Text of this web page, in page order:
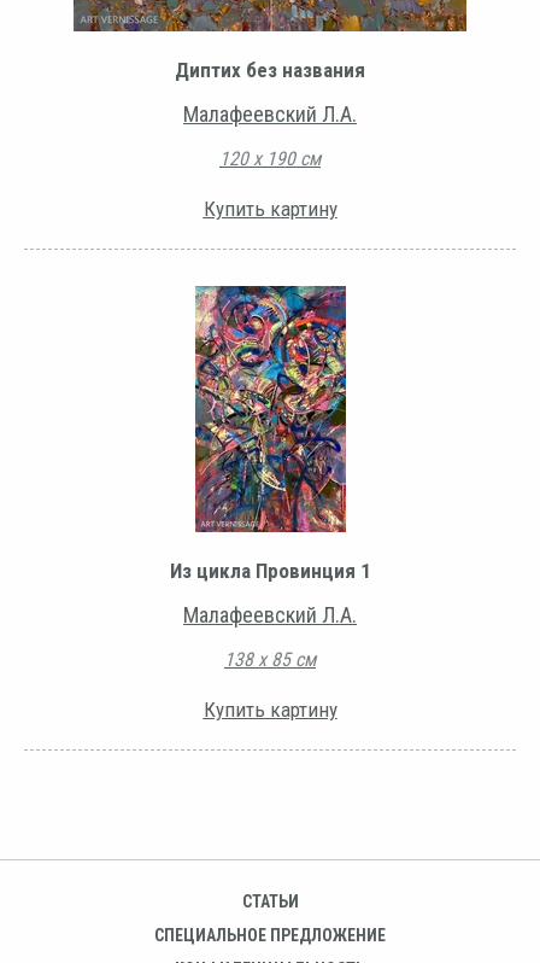
Диптих без названия
Малафеевский Л.А.
120 х 190 см
Купить картину
Из цикла Провинция 1
Малафеевский Л.А.
138 х 85 см
Купить картину
СТАТЬИ
СПЕЦИАЛЬНОЕ ПРЕДЛОЖЕНИЕ